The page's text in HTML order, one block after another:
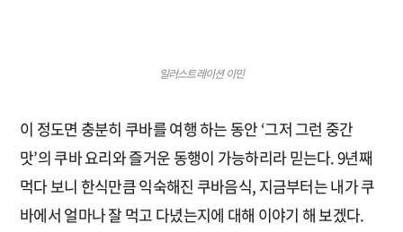
일러스트레이션 이민
이 정도면 충분히 쿠바를 여행 하는 동안 ‘그저 그런 중간
맛’의 쿠바 요리와 즐거운 동행이 가능하리라 믿는다. 9년째
먹다 보니 한식만큼 익숙해진 쿠바음식, 지금부터는 내가 쿠
바에서 얼마나 잘 먹고 다녔는지에 대해 이야기 해 보겠다.